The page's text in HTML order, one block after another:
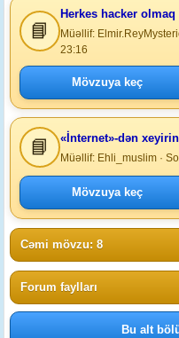
📘
Herkes hacker
Müəllif:
23:16
Mövzuya keç
📘 «İnternet»-dən
Müəllif: Ehli_muslim ·
Mövzuya keç
Cəmi mövzu: 8
Forum faylları
Bu alt